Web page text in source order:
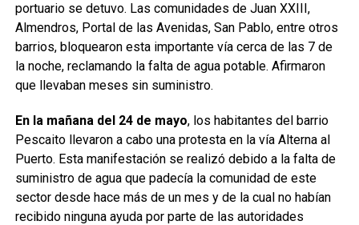
portuario se detuvo. Las comunidades de Juan XXIII,
Almendros, Portal de las Avenidas, San Pablo, entre otros
barrios, bloquearon esta importante vía cerca de las 7 de
la noche, reclamando la falta de agua potable. Afirmaron
que llevaban meses sin suministro.
En la mañana del 24 de mayo, los habitantes del barrio
Pescaito llevaron a cabo una protesta en la vía Alterna al
Puerto. Esta manifestación se realizó debido a la falta de
suministro de agua que padecía la comunidad de este
sector desde hace más de un mes y de la cual no habían
recibido ninguna ayuda por parte de las autoridades